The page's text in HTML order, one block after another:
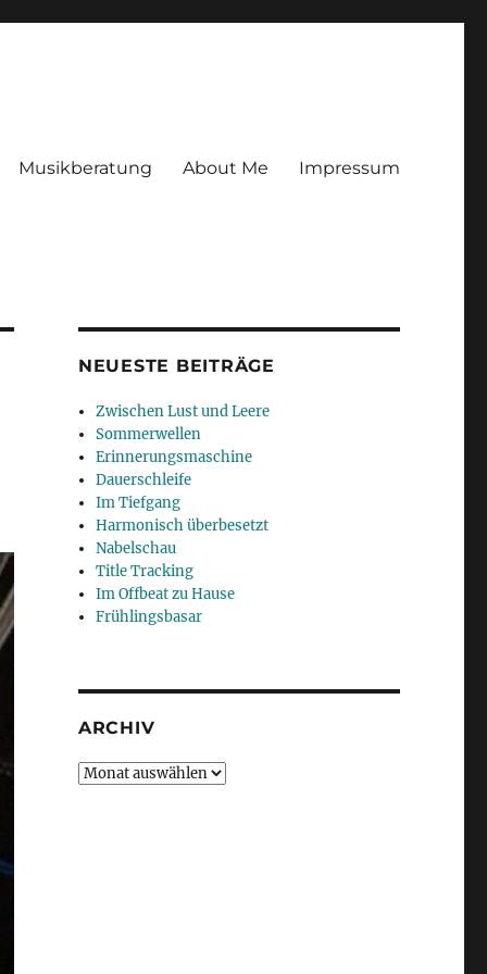
Musikberatung About Me Impressum
NEUESTE BEITRÄGE
Zwischen Lust und Leere
Sommerwellen
Erinnerungsmaschine
Dauerschleife
Im Tiefgang
Harmonisch überbesetzt
Nabelschau
Title Tracking
Im Offbeat zu Hause
Frühlingsbasar
ARCHIV
Archiv